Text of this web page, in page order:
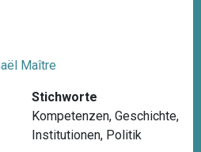
Maître
Stichworte
Kompetenzen, Geschichte,
Institutionen, Politik